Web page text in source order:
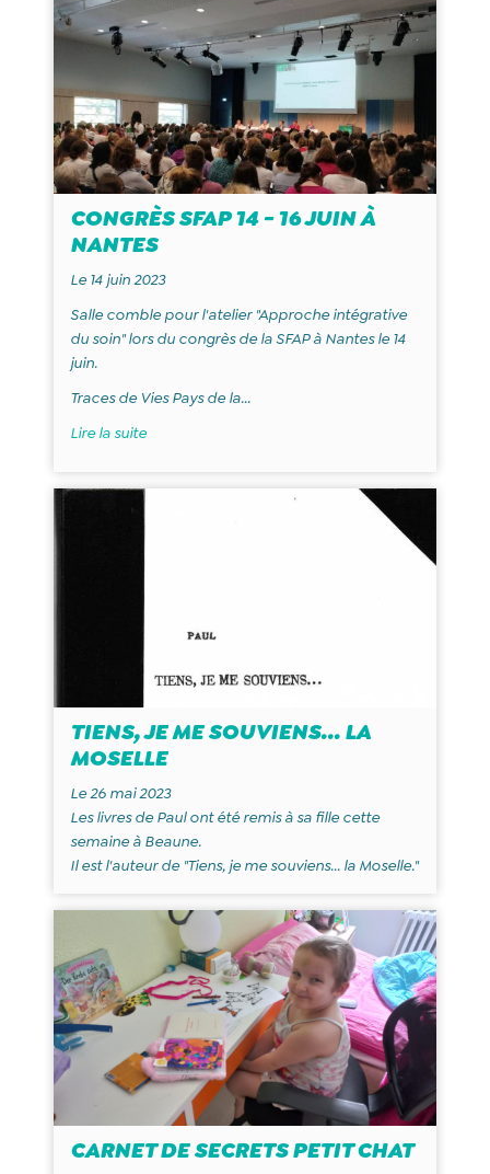
CONGRÈS SFAP 14 - 16 JUIN À
NANTES
Le 14 juin 2023
Salle comble pourl'atelier "Approche intégrative
du soin" lors du congrès de la SFAP à Nantes le 14
juin.
Traces de Vies Pays de la...
Lire la suite
TIENS, JE ME SOUVIENS... LA
MOSELLE
Le 26 mai 2023
Les livres de Paul ont été remis à sa fille cette
semaine à Beaune.
Il est l'auteur de "Tiens, je me souviens... la Moselle."
CARNET DE SECRETS PETIT CHAT